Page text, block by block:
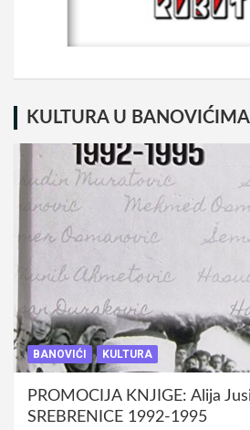
KULTURA U BANOVIĆIMA
BANOVIĆI KULTURA
PROMOCIJA KNJIGE: Alija
SREBRENICE 1992-1995